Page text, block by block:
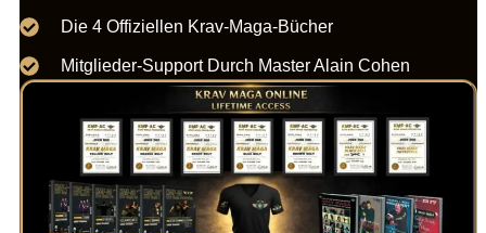
Die 4 Offiziellen Krav-Maga-Bücher
Mitglieder-Support Durch Master Alain Cohen